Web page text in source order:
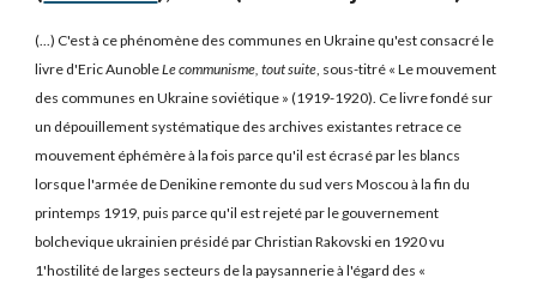
(...) C'est à ce phénomène des communes en Ukraine qu'est consacré le
livre d'Eric AunobleLe communisme, tout suite, sous-titré « Le mouvement
des communes en Ukraine soviétique » (1919-1920). Ce livre fondé sur
un dépouillement systématique des archives existantes retrace ce
mouvement éphémère à la fois parce qu'il est écrasé par les blancs
lorsque l'armée de Denikine remonte du sud vers Moscou à la fin du
printemps 1919, puis parce qu'il est rejeté par le gouvernement
bolchevique ukrainien présidé par Christian Rakovski en 1920 vu
1'hostilité de larges secteurs de la paysannerie à l'égard des «